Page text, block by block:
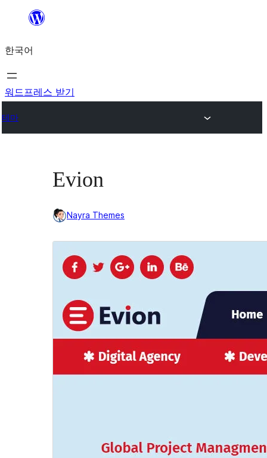
츠
로
바
가
한국어
워드프레스 받기
테마
Evion
Nayra Themes